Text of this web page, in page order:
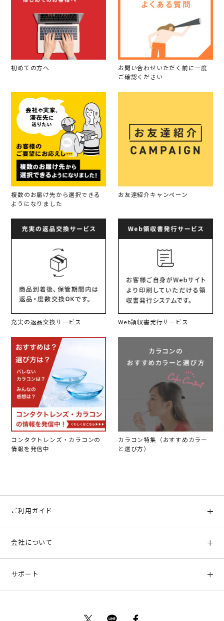
初めての方へ
お問い合わせいただく前に一度
ご確認ください
複数のお届け先から選択できる
ようになりました
お友達紹介キャンペーン
充実の返品交換サービス Web領収書発行サービス
コンタクトレンズ・カラコンの
情報を発信中
カラコン特集（おすすめカラー
と選び方）
ご利用ガイド
お支払い方法、配送について
返品について
会社について
サポート